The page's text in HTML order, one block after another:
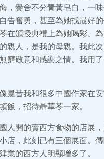
，黌舍不分青黃皂白，一味
告奮勇，甚至為她找最好
在頒授典禮上為她喝彩、
親人，是我的母親。我此
窮敬意和感謝之情。我用
曩昔我和很多中國作家在
飯，招待聶華苓一家。
人開的賣西方食物的店展
店，此刻已有三個展面。
業的西方人明顯增多了。